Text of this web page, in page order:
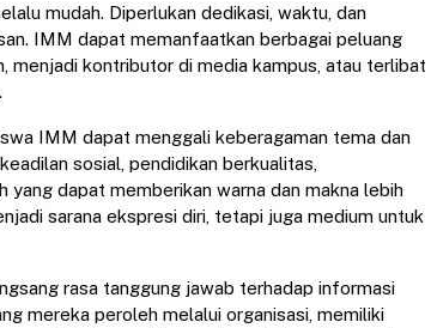
mudah. Diperlukan dedikasi, waktu, dan
IMM dapat memanfaatkan berbagai peluang
menjadi kontributor di media kampus, atau terlibat
IMM dapat menggali keberagaman tema dan
sosial, pendidikan berkualitas,
yang dapat memberikan warna dan makna lebih
sarana ekspresi diri, tetapi juga medium untuk
rasa tanggung jawab terhadap informasi
mereka peroleh melalui organisasi, memiliki